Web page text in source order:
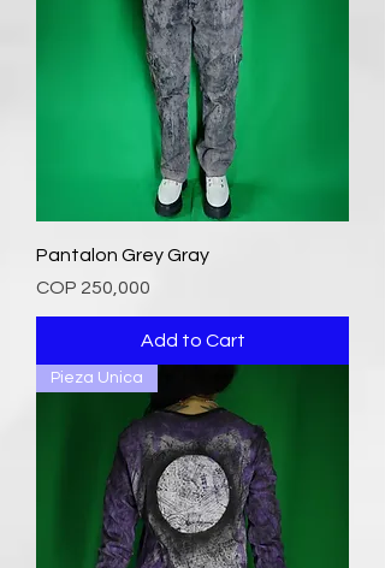
Pantalon Grey Gray
Price
COP 250,000
Add to Cart
Pieza Unica